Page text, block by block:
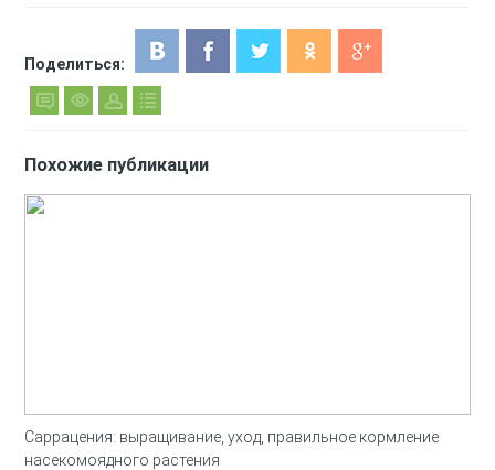
Поделиться:
Похожие публикации
Саррацения: выращивание, уход, правильное кормление
насекомоядного растения